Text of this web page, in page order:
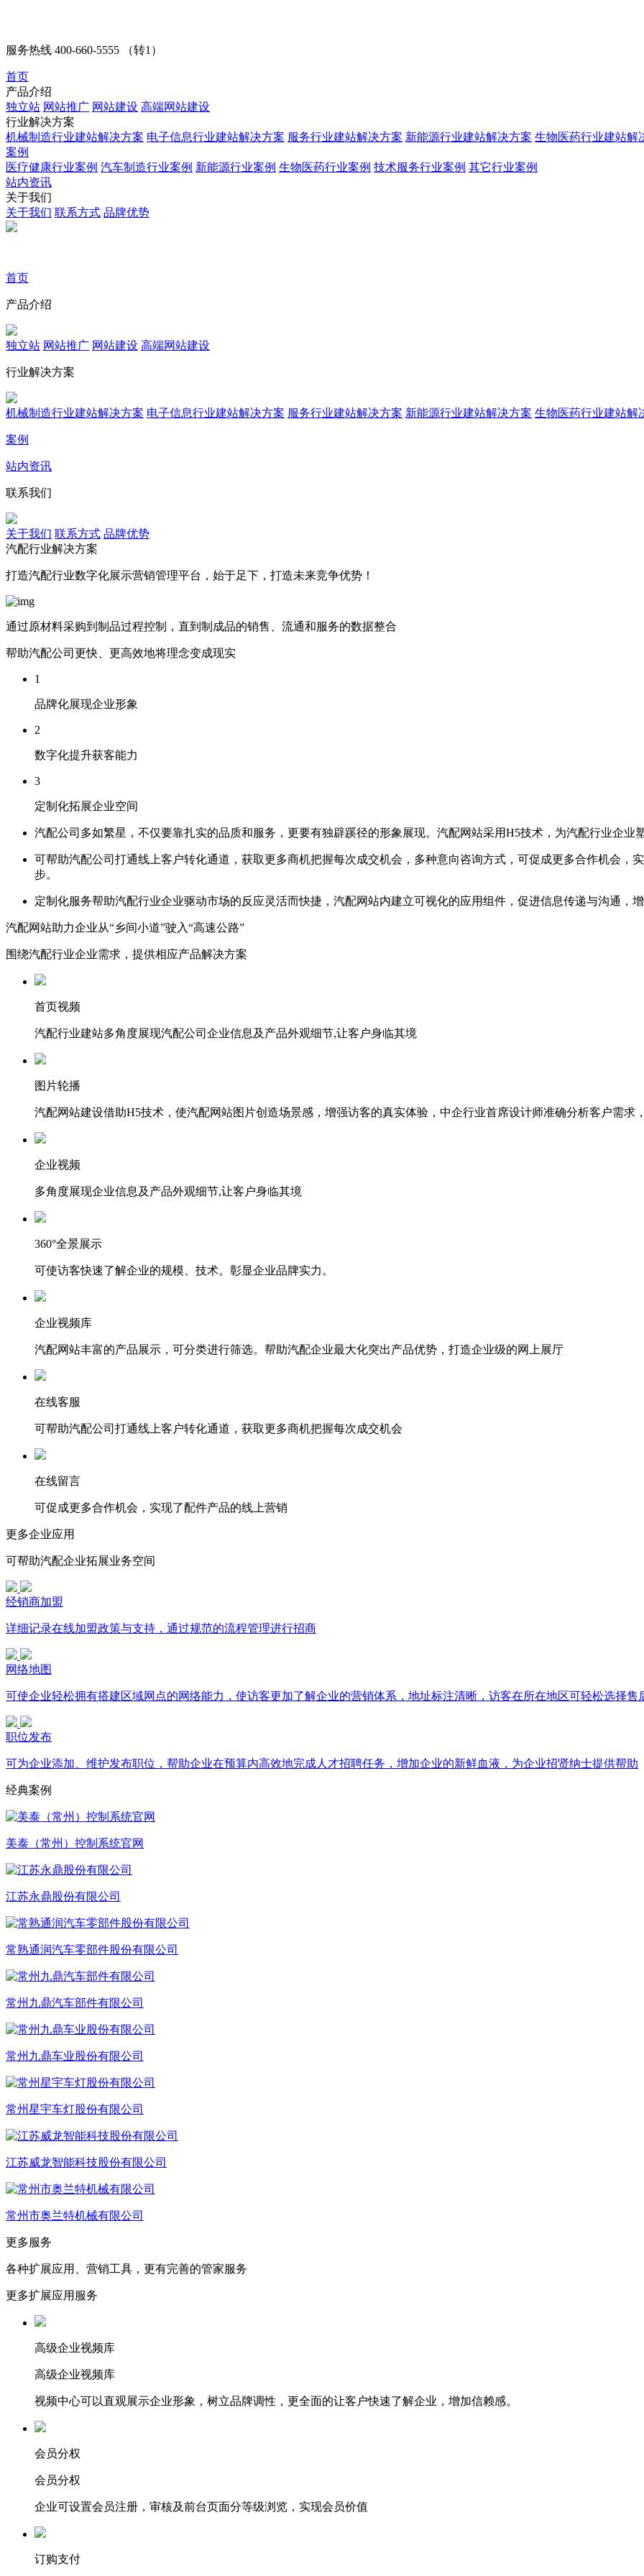
服务热线 400-660-5555 （转1）
首页
产品介绍
独立站 网站推广 网站建设 高端网站建设
行业解决方案
机械制造行业建站解决方案 电子信息行业建站解决方案 服务行业建站解决方案 新能源行业建站解决方案 生物医药行业建站解
案例
医疗健康行业案例 汽车制造行业案例 新能源行业案例 生物医药行业案例 技术服务行业案例 其它行业案例
站内资讯
关于我们
关于我们 联系方式 品牌优势
首页
产品介绍
独立站 网站推广 网站建设 高端网站建设
行业解决方案
机械制造行业建站解决方案 电子信息行业建站解决方案 服务行业建站解决方案 新能源行业建站解决方案 生物医药行业建站解
案例
站内资讯
联系我们
关于我们 联系方式 品牌优势
汽配行业解决方案
打造汽配行业数字化展示营销管理平台，始于足下，打造未来竞争优势！
通过原材料采购到制品过程控制，直到制成品的销售、流通和服务的数据整合
帮助汽配公司更快、更高效地将理念变成现实
1
品牌化展现企业形象
2
数字化提升获客能力
3
定制化拓展企业空间
汽配公司多如繁星，不仅要靠扎实的品质和服务，更要有独辟蹊径的形象展现。汽配网站采用H5技术，为汽配行业企业
可帮助汽配公司打通线上客户转化通道，获取更多商机把握每次成交机会，多种意向咨询方式，可促成更多合作机会，
步。
定制化服务帮助汽配行业企业驱动市场的反应灵活而快捷，汽配网站内建立可视化的应用组件，促进信息传递与沟通，
汽配网站助力企业从“乡间小道”驶入“高速公路”
围绕汽配行业企业需求，提供相应产品解决方案
首页视频
汽配行业建站多角度展现汽配公司企业信息及产品外观细节,让客户身临其境
图片轮播
汽配网站建设借助H5技术，使汽配网站图片创造场景感，增强访客的真实体验，中企行业首席设计师准确分析客户需求
企业视频
多角度展现企业信息及产品外观细节,让客户身临其境
360°全景展示
可使访客快速了解企业的规模、技术。彰显企业品牌实力。
企业视频库
汽配网站丰富的产品展示，可分类进行筛选。帮助汽配企业最大化突出产品优势，打造企业级的网上展厅
在线客服
可帮助汽配公司打通线上客户转化通道，获取更多商机把握每次成交机会
在线留言
可促成更多合作机会，实现了配件产品的线上营销
更多企业应用
可帮助汽配企业拓展业务空间
经销商加盟
详细记录在线加盟政策与支持，通过规范的流程管理进行招商
网络地图
可使企业轻松拥有搭建区域网点的网络能力，使访客更加了解企业的营销体系，地址标注清晰，访客在所在地区可轻松选择售
职位发布
可为企业添加、维护发布职位，帮助企业在预算内高效地完成人才招聘任务，增加企业的新鲜血液，为企业招贤纳士提供帮助
经典案例
美泰（常州）控制系统官网
江苏永鼎股份有限公司
常熟通润汽车零部件股份有限公司
常州九鼎汽车部件有限公司
常州九鼎车业股份有限公司
常州星宇车灯股份有限公司
江苏威龙智能科技股份有限公司
常州市奥兰特机械有限公司
更多服务
各种扩展应用、营销工具，更有完善的管家服务
更多扩展应用服务
高级企业视频库
高级企业视频库
视频中心可以直观展示企业形象，树立品牌调性，更全面的让客户快速了解企业，增加信赖感。
会员分权
会员分权
企业可设置会员注册，审核及前台页面分等级浏览，实现会员价值
订购支付